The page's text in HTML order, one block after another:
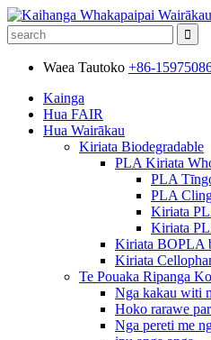
Waea Tautoko +86-
Kainga
Hua FAIR
Hua Wairākau
Kiriata Biodegradable
PLA Kiriata
PLA
PLA
Kiriata
Kiriata
Kiriata BOPLA
Kiriata
Te Pouaka Ripanga
Nga kakau witi
Hoko rarawe
Nga pereti me